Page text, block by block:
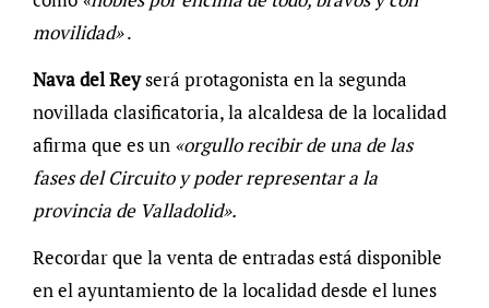
movilidad».
Nava del Reyserá protagonista en la segunda
novillada clasificatoria, la alcaldesa de la localidad
afirma que es un «orgullo recibir de una de las
fases del Circuito y poder representar a la
provincia de Valladolid».
Recordar que la venta de entradas está disponible
en el ayuntamiento de la localidad desde el lunes